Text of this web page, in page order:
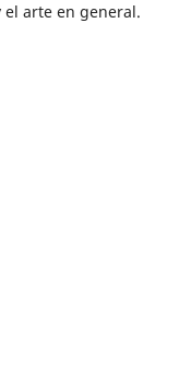
arte en general.